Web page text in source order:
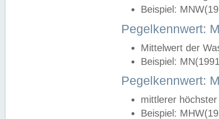
Beispiel:
Pegelkennwert:
Mittelwert der
Beispiel:
Pegelkennwert:
mittlerer
Beispiel: